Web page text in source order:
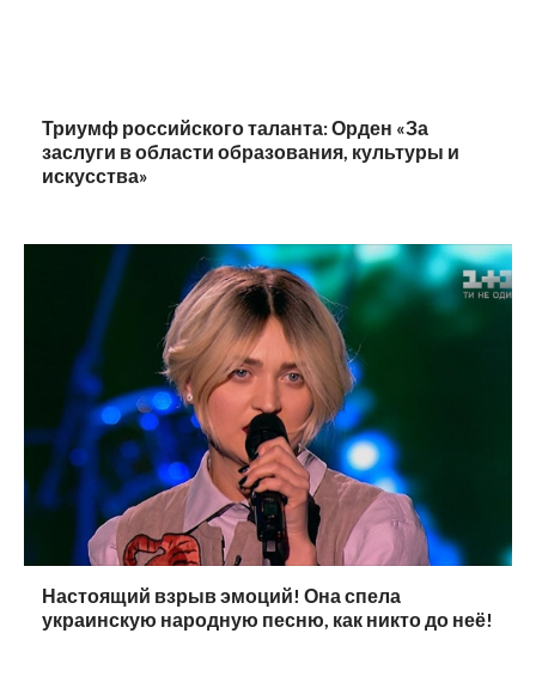
Триумф российского таланта: Орден «За
заслуги в области образования, культуры и
искусства»
Настоящий взрыв эмоций! Она спела
украинскую народную песню, как никто до неё!